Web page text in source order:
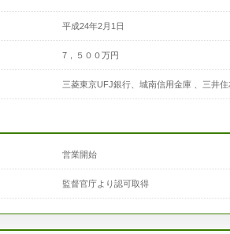
平成24年2月1日
7，５００万円
三菱東京UFJ銀行、城南信用金庫 、三井
営業開始
監督官庁より認可取得